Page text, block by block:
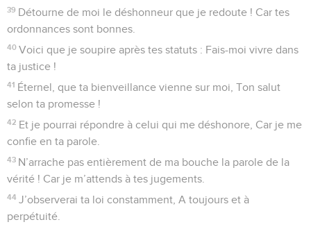
39 Détourne de moi le déshonneur que je redoute ! Car tes
ordonnances sont bonnes.
40 Voici que je soupire après tes statuts : Fais-moi vivre dans
ta justice !
41 Éternel, que ta bienveillance vienne sur moi, Ton salut
selon ta promesse !
42 Et je pourrai répondre à celui qui me déshonore, Car je me
confie en ta parole.
43 N’arrache pas entièrement de ma bouche la parole de la
vérité ! Car je m’attends à tes jugements.
44 J’observerai ta loi constamment, A toujours et à
perpétuité.